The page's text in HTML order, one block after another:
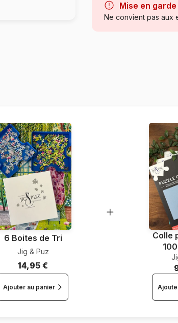
Catégorie
Mise en garde
Ne convient pas aux
6 Boites de Tri
Jig & Puz
14,95 €
Ajouter au panier
Colle